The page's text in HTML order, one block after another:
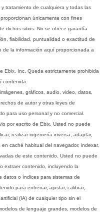
tratamiento de cualquiera y todas las
únicamente con fines
dichos sitios. No se ofrece garantía
fiabilidad, puntualidad o exactitud de
de la información aquí proporcionada a
Ebix, Inc. Queda estrictamente prohibida
contenida.
gráficos, audio, video, datos,
de autor y otras leyes de
para uso personal y no comercial.
por escrito de Ebix. Usted no puede
realizar ingeniería inversa, adaptar,
caché habitual del navegador, indexar,
de este contenido. Usted no puede
extraer contenido, incluyendo la
datos o índices para sistemas de
para entrenar, ajustar, calibrar,
(IA) de cualquier tipo sin el
de lenguaje grandes, modelos de